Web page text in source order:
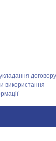
використання